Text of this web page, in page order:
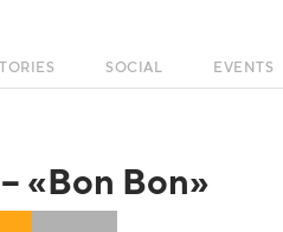
SOCIAL EVENTS
«Bon Bon»